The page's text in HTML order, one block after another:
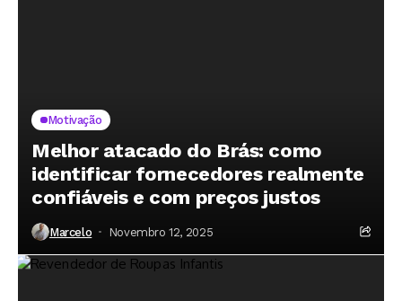
Motivação
Melhor atacado do Brás: como
identificar fornecedores realmente
confiáveis e com preços justos
Marcelo Novembro 12, 2025